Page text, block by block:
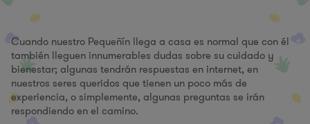
Cuando nuestro Pequeñín llega a casa es normal que con él
también lleguen innumerables dudas sobre su cuidado y
bienestar; algunas tendrán respuestas en internet, en
nuestros seres queridos que tienen un poco más de
experiencia, o simplemente, algunas preguntas se irán
respondiendo en el camino.